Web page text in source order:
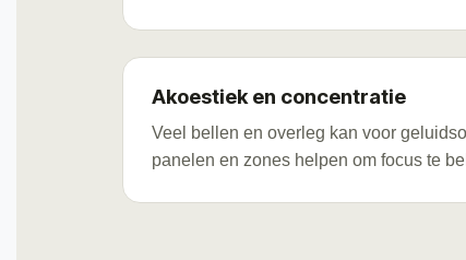
Akoestiek en concentratie
Veel bellen en overleg kan voor
panelen en zones helpen om focus te